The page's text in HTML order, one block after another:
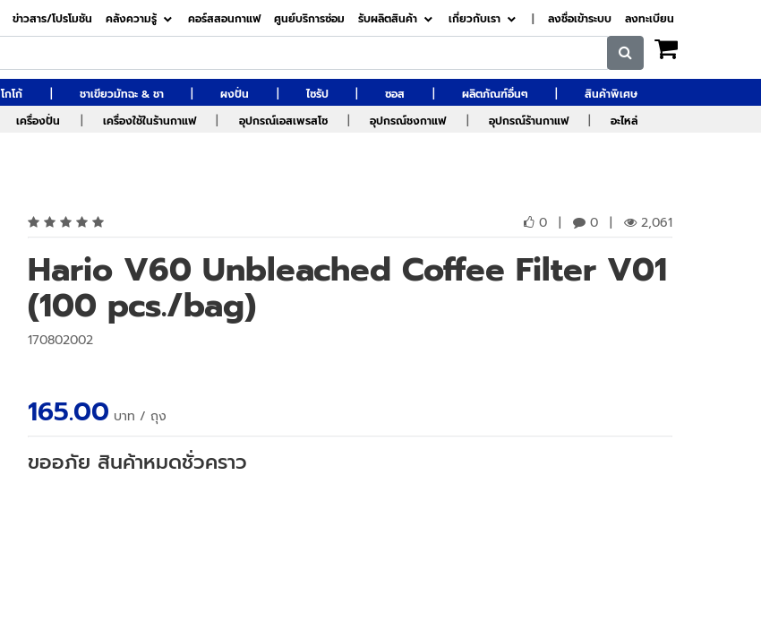
ข่าวสาร/โปรโมชัน คลังความรู้ คอร์สสอนกาแฟ ศูนย์บริการซ่อม รับผลิตสินค้า เกี่ยวกับเรา | ลงชื่อเข้าระบบ ลงทะเบียน
โกโก้ | ชาเขียวมัทฉะ & ชา | ผงปั่น | ไซรัป | ซอส | ผลิตภัณฑ์อื่นๆ |
สินค้าพิเศษ
เครื่องปั่น | เครื่องใช้ในร้านกาแฟ | อุปกรณ์เอสเพรสโซ | อุปกรณ์ชงกาแฟ | อุปกรณ์ร้านกาแฟ | อะไหล่
0 | 0 | 2,061
Hario V60 Unbleached Coffee Filter V01
(100 pcs./bag)
170802002
165.00 บาท / ถุง
ขออภัย สินค้าหมดชั่วคราว